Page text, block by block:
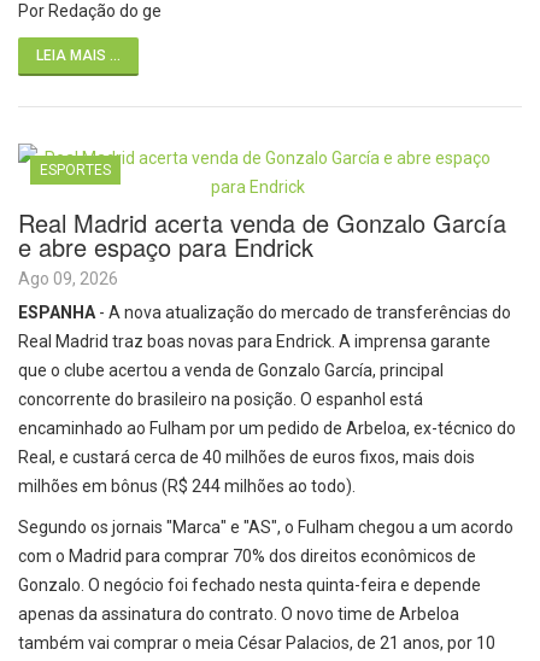
Por Redação do ge
LEIA MAIS ...
ESPORTES
Real Madrid acerta venda de Gonzalo García
e abre espaço para Endrick
Ago 09, 2026
ESPANHA- A nova atualização do mercado de transferências do
Real Madrid traz boas novas para Endrick. A imprensa garante
que o clube acertou a venda de Gonzalo García, principal
concorrente do brasileiro na posição. O espanhol está
encaminhado ao Fulham por um pedido de Arbeloa, ex-técnico do
Real, e custará cerca de 40 milhões de euros fixos, mais dois
milhões em bônus (R$ 244 milhões ao todo).
Segundo os jornais "Marca" e "AS", o Fulham chegou a um acordo
com o Madrid para comprar 70% dos direitos econômicos de
Gonzalo. O negócio foi fechado nesta quinta-feira e depende
apenas da assinatura do contrato. O novo time de Arbeloa
também vai comprar o meia César Palacios, de 21 anos, por 10